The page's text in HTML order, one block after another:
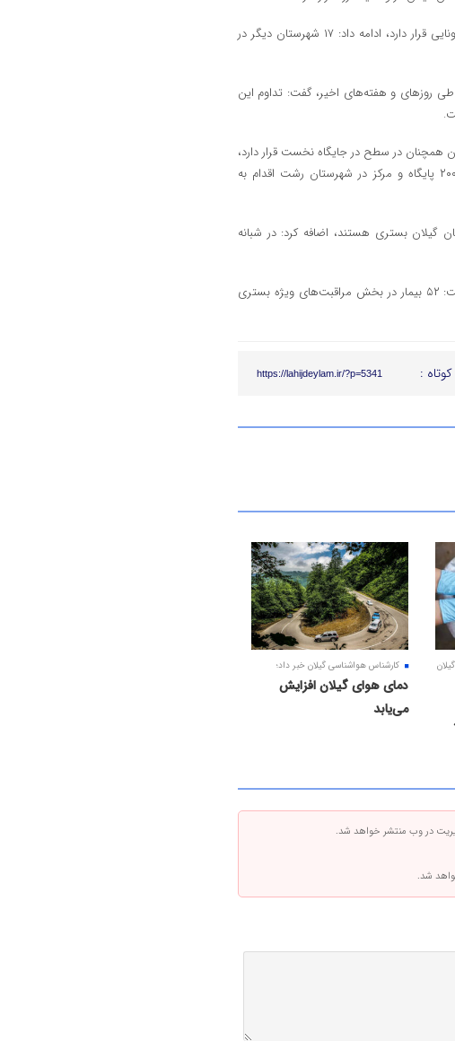
وی با بیان اینکه رودبار تنها شهرستان گیلانی است که در وضعیت زرد کرونایی قرار دارد، ادامه داد: ۱۷ شهرستان دیگر در
روزهای و هفته‌های اخیر، گفت: تداوم این
همچنان در سطح در جایگاه نخست قرار دارد،
ادامه داد: حدود ۴۵۰ پایگاه واکسیناسیون در سطح استان و بیش از ۲۰۰ پایگاه و مرکز در شهرستان رشت اقدام به
بیمارستان‌های استان گیلان بستری هستند، اضافه کرد: در شبانه
وی با اشاره به وخامت حال ۵۱ بیمار کرونایی در سطح استان گیلان، گفت: ۵۲ بیمار در بخش مراقبت‌های ویژه بستری
:
https://lahijdeylam.ir/?p=5341
کارشناس هواشناسی گیلان خبر داد؛
دمای هوای گیلان افزایش
می‌یابد
در وب منتشر خواهد شد.
شد.